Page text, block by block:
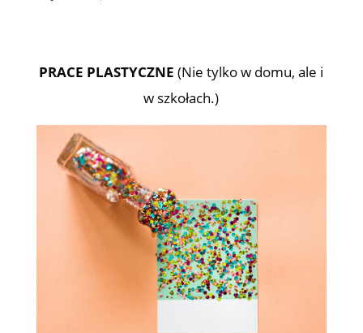
PRACE PLASTYCZNE (Nie tylko w domu, ale i
w szkołach.)